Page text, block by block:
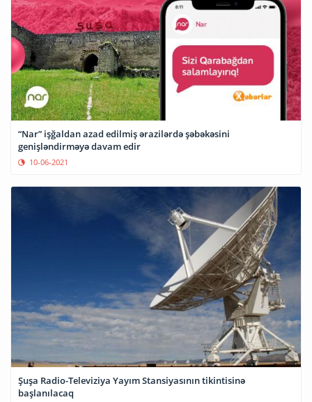
“Nar” işğaldan azad edilmiş ərazilərdə şəbəkəsini
genişləndirməyə davam edir
10-06-2021
Şuşa Radio-Televiziya Yayım Stansiyasının tikintisinə
başlanılacaq